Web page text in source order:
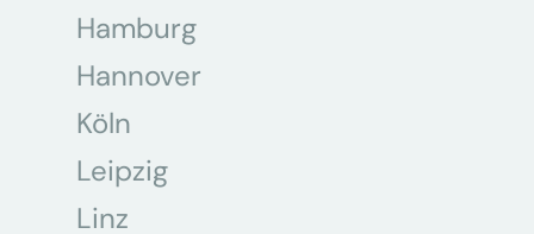
Hamburg
Hannover
Köln
Leipzig
Linz